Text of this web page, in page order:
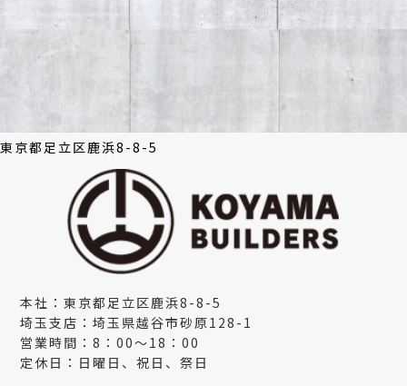
東京都足立区鹿浜8-8-5
本社：東京都足立区鹿浜8-8-5
埼玉支店：埼玉県越谷市砂原128-1
営業時間：8：00～18：00
定休日：日曜日、祝日、祭日